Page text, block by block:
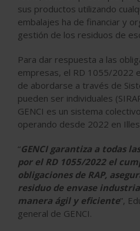
sus productos utilizando
embalajes ha de financiar y
gestión de los residuos de
Para dar respuesta a las
empresas, el RD 1055/2022
de abordarse a través de
pueden ser individuales
GENCI es un sistema
operando desde 2022 en
“GENCI garantiza a todas
por el RD 1055/2022 el
obligaciones de RAP,
residuo de envase
manera ágil y eficiente”,
general de GENCI.